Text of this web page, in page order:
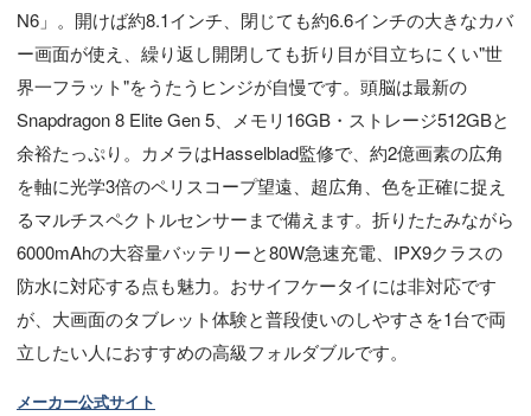
N6」。開けば約8.1インチ、閉じても約6.6インチの大きなカバ
ー画面が使え、繰り返し開閉しても折り目が目立ちにくい"世
界一フラット"をうたうヒンジが自慢です。頭脳は最新の
Snapdragon 8 Elite Gen 5、メモリ16GB・ストレージ512GBと
余裕たっぷり。カメラはHasselblad監修で、約2億画素の広角
を軸に光学3倍のペリスコープ望遠、超広角、色を正確に捉え
るマルチスペクトルセンサーまで備えます。折りたたみながら
6000mAhの大容量バッテリーと80W急速充電、IPX9クラスの
防水に対応する点も魅力。おサイフケータイには非対応です
が、大画面のタブレット体験と普段使いのしやすさを1台で両
立したい人におすすめの高級フォルダブルです。
メーカー公式サイト